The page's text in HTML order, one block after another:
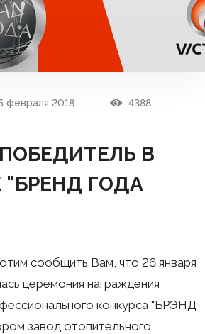
февраля 2018 4388
ПОБЕДИТЕЛЬ В
"БРЕНД ГОДА
сообщить Вам, что 26 января
церемония награждения
конкурса "БРЭНД
завод отопительного